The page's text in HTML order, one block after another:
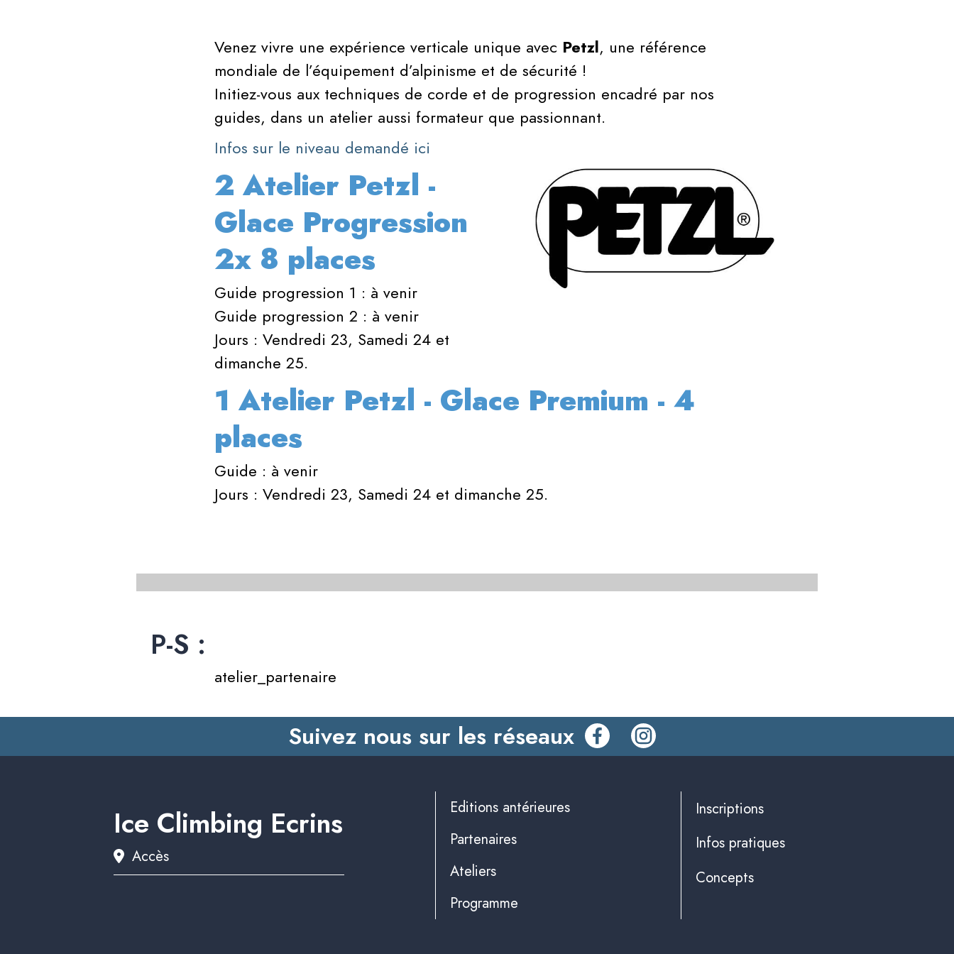
Venez vivre une expérience verticale unique avec Petzl, une référence
mondiale de l’équipement d’alpinisme et de sécurité !
Initiez-vous aux techniques de corde et de progression encadré par nos
guides, dans un atelier aussi formateur que passionnant.
Infos sur le niveau demandé ici
2 Atelier Petzl -
Glace Progression
2x 8 places
Guide progression 1 : à venir
Guide progression 2 : à venir
Jours : Vendredi 23, Samedi 24 et
dimanche 25.
1 Atelier Petzl - Glace Premium - 4
places
Guide : à venir
Jours : Vendredi 23, Samedi 24 et dimanche 25.
P-S :
atelier_partenaire
Suivez nous sur les réseaux
Ice Climbing Ecrins
Accès
Editions antérieures
Partenaires
Ateliers
Programme
Inscriptions
Infos pratiques
Concepts